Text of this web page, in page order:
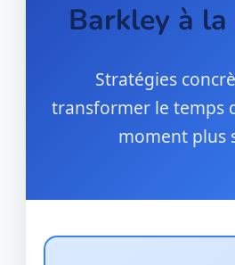
Barkley à la
Stratégies
transformer le temps
moment plus